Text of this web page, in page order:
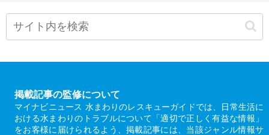
掲載記事の監修について
マイナビニュース 水まわりのレスキューガイドでは、日常生活に
おける水まわりのトラブルについて「適切で正しく有益な情報」
をお客様に届けられるよう、掲載記事には、当該ジャンル情報サ